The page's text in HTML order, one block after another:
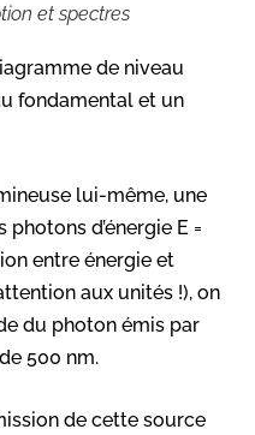
et spectres
de niveau
fondamental et un
lui-même, une
d’énergie E =
entre énergie et
aux unités !), on
du photon émis par
500 nm.
de cette source